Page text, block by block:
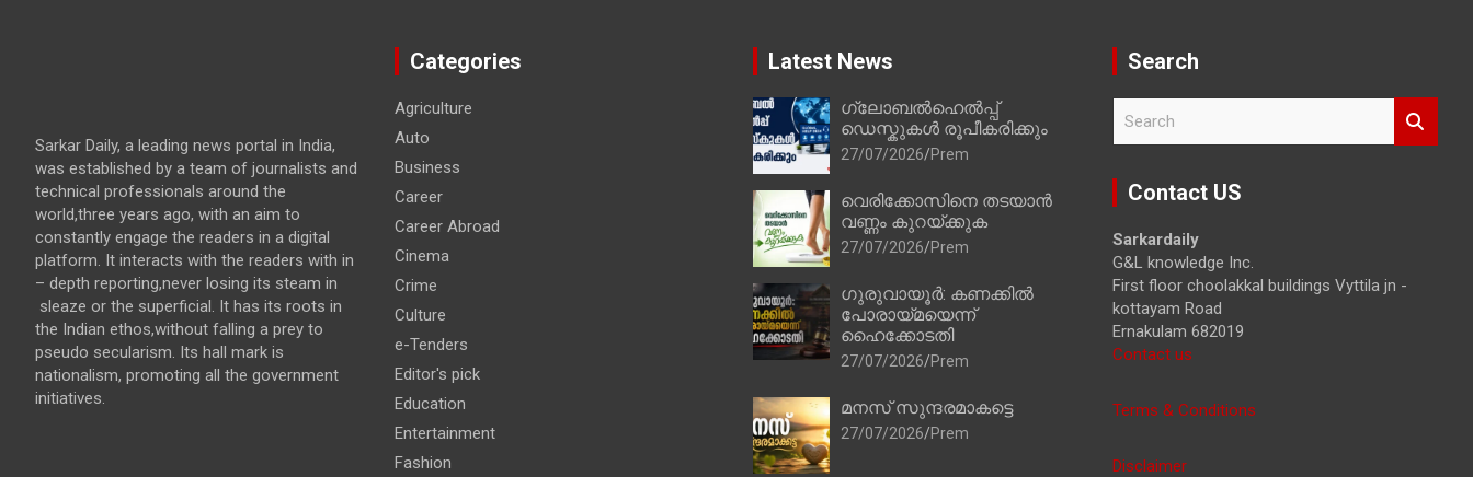
Sarkar Daily, a leading news portal in India,
was established by a team of journalists and
technical professionals around the
world,three years ago, with an aim to
constantly engage the readers in a digital
platform. It interacts with the readers with in
– depth reporting,never losing its steam in
sleaze or the superficial. It has its roots in
the Indian ethos,without falling a prey to
pseudo secularism. Its hall mark is
nationalism, promoting all the government
initiatives.
Categories
Agriculture
Auto
Business
Career
Career Abroad
Cinema
Crime
Culture
e-Tenders
Editor's pick
Education
Entertainment
Fashion
Latest News
ഗ്ലോബൽഹെൽപ്പ്
ഡെസ്കുകൾ രൂപീകരിക്കും
27/07/2026 Prem
വെരിക്കോസിനെ തടയാൻ
വണ്ണം കുറയ്ക്കുക
27/07/2026 Prem
ഗുരുവായൂർ: കണക്കിൽ
പോരായ്മയെന്ന്
ഹൈക്കോടതി
27/07/2026 Prem
മനസ് സുന്ദരമാകട്ടെ
27/07/2026 Prem
Search
r
Contact US
Sarkardaily
G&L knowledge Inc.
First floor choolakkal buildings Vyttila jn -
kottayam Road
Ernakulam 682019
Contact us
Terms & Conditions
Disclaimer